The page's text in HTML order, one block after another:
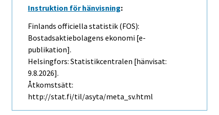
Instruktion för hänvisning:
Finlands officiella statistik (FOS):
Bostadsaktiebolagens ekonomi [e-
publikation].
Helsingfors: Statistikcentralen [hänvisat:
9.8.2026].
Åtkomstsätt:
http://stat.fi/til/asyta/meta_sv.html